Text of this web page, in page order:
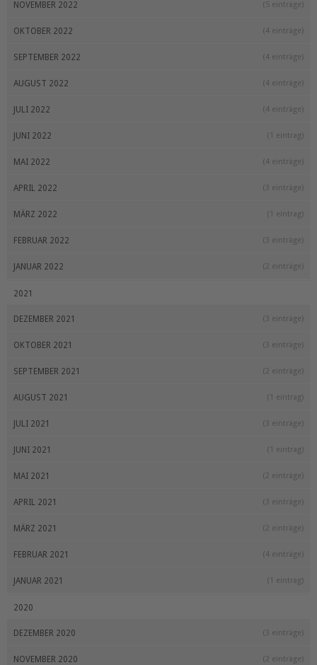
NOVEMBER 2022 (5 einträge)
OKTOBER 2022 (4 einträge)
SEPTEMBER 2022 (4 einträge)
AUGUST 2022 (4 einträge)
JULI 2022 (4 einträge)
JUNI 2022 (1 eintrag)
MAI 2022 (4 einträge)
APRIL 2022 (3 einträge)
MÄRZ 2022 (1 eintrag)
FEBRUAR 2022 (3 einträge)
JANUAR 2022 (2 einträge)
2021
DEZEMBER 2021 (3 einträge)
OKTOBER 2021 (3 einträge)
SEPTEMBER 2021 (2 einträge)
AUGUST 2021 (1 eintrag)
JULI 2021 (3 einträge)
JUNI 2021 (1 eintrag)
MAI 2021 (2 einträge)
APRIL 2021 (3 einträge)
MÄRZ 2021 (2 einträge)
FEBRUAR 2021 (4 einträge)
JANUAR 2021 (1 eintrag)
2020
DEZEMBER 2020 (3 einträge)
NOVEMBER 2020 (2 einträge)